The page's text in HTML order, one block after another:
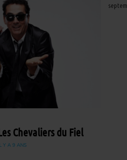
Chevaliers du Fiel
Y A 9 ANS